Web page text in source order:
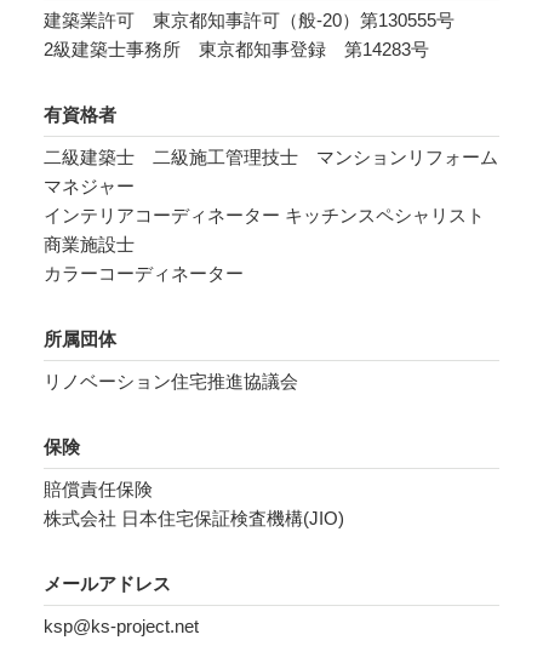
建築業許可 東京都知事許可（般-20）第130555号
2級建築士事務所 東京都知事登録 第14283号
有資格者
二級建築士 二級施工管理技士 マンションリフォーム
マネジャー
インテリアコーディネーター キッチンスペシャリスト
商業施設士
カラーコーディネーター
所属団体
リノベーション住宅推進協議会
保険
賠償責任保険
株式会社 日本住宅保証検査機構(JIO)
メールアドレス
ksp@ks-project.net